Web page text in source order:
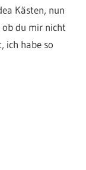
Kästen, nun
ob du mir nicht
ich habe so